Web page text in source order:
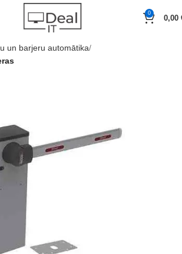
0
0,00
un barjeru automātika